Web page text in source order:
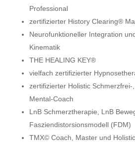
Professional
zertifizierter History Clearing®
Neurofunktioneller Integration
Kinematik
THE HEALING KEY®
vielfach zertifizierter
zertifizierter Holistic
Mental-Coach
LnB Schmerztherapie, LnB
Fasziendistorsionsmodell (FDM)
TMX© Coach, Master und